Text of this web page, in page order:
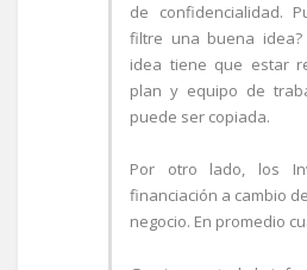
de confidencialidad.
filtre una buena
idea tiene que estar
plan y equipo de
puede ser copiada.
Por otro lado, los
financiación a cambio
negocio. En promedio